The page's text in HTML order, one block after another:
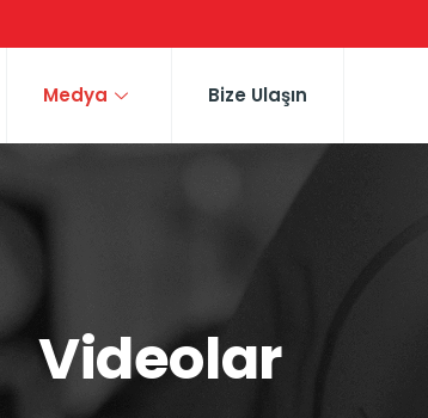
Medya Bize Ulaşın
Videolar